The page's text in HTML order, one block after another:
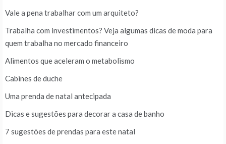
Vale a pena trabalhar com um arquiteto?
Trabalha com investimentos? Veja algumas dicas de moda para
quem trabalha no mercado financeiro
Alimentos que aceleram o metabolismo
Cabines de duche
Uma prenda de natal antecipada
Dicas e sugestões para decorar a casa de banho
7 sugestões de prendas para este natal